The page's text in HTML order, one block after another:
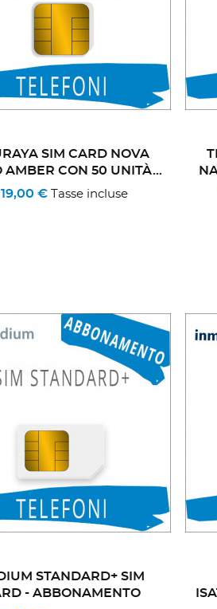
SIM CARD NOVA
AMBER CON 50 UNITÀ...
€Tasse incluse
STANDARD+ SIM
- ABBONAMENTO